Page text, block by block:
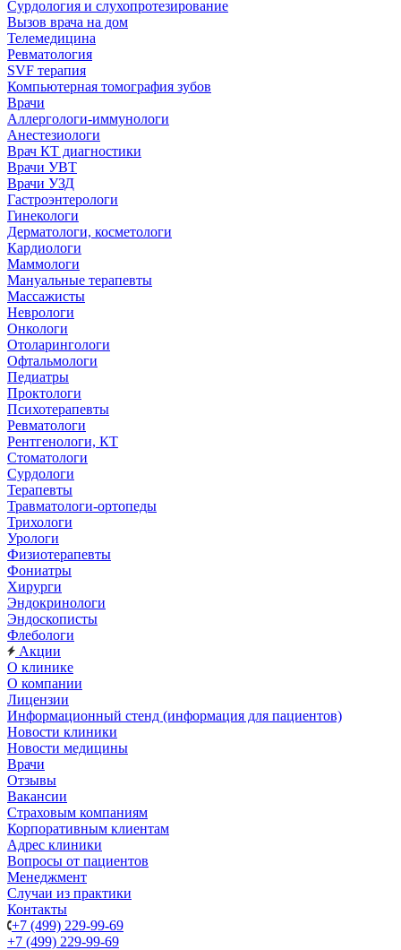
Сурдология и слухопротезирование
Вызов врача на дом
Телемедицина
Ревматология
SVF терапия
Компьютерная томография зубов
Врачи
Аллергологи-иммунологи
Анестезиологи
Врач КТ диагностики
Врачи УВТ
Врачи УЗД
Гастроэнтерологи
Гинекологи
Дерматологи, косметологи
Кардиологи
Маммологи
Мануальные терапевты
Массажисты
Неврологи
Онкологи
Отоларингологи
Офтальмологи
Педиатры
Проктологи
Психотерапевты
Ревматологи
Рентгенологи, КТ
Стоматологи
Сурдологи
Терапевты
Травматологи-ортопеды
Трихологи
Урологи
Физиотерапевты
Фониатры
Хирурги
Эндокринологи
Эндоскописты
Флебологи
Акции
О клинике
О компании
Лицензии
Информационный стенд (информация для пациентов)
Новости клиники
Новости медицины
Врачи
Отзывы
Вакансии
Страховым компаниям
Корпоративным клиентам
Адрес клиники
Вопросы от пациентов
Менеджмент
Случаи из практики
Контакты
+7 (499) 229-99-69
+7 (499) 229-99-69